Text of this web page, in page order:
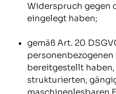
Widerspruch gegen
eingelegt haben;
gemäß Art. 20
personenbezogenen
bereitgestellt haben,
strukturierten,